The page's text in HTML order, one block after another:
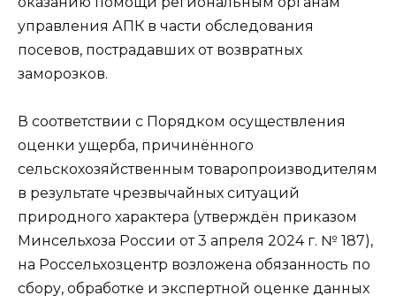
управления АПК в части обследования
посевов, пострадавших от возвратных
заморозков.
В соответствии с Порядком осуществления
оценки ущерба, причинённого
сельскохозяйственным товаропроизводителям
в результате чрезвычайных ситуаций
природного характера (утверждён приказом
Минсельхоза России от 3 апреля 2024 г. № 187),
на Россельхозцентр возложена обязанность по
сбору, обработке и экспертной оценке данных